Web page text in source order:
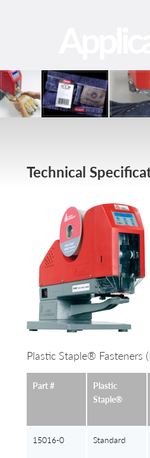
Technical
Plastic Staple® Fasteners
Part #
Plastic
Staple®
15016-0 Standard